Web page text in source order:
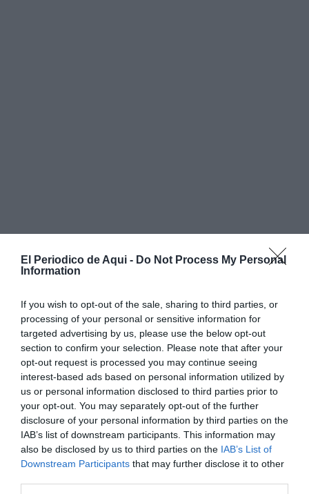
El Periodico de Aqui - Do Not Process My Personal
Information
If you wish to opt-out of the sale, sharing to third parties, or
processing of your personal or sensitive information for
targeted advertising by us, please use the below opt-out
section to confirm your selection. Please note that after your
opt-out request is processed you may continue seeing
interest-based ads based on personal information utilized by
us or personal information disclosed to third parties prior to
your opt-out. You may separately opt-out of the further
disclosure of your personal information by third parties on the
IAB’s list of downstream participants. This information may
also be disclosed by us to third parties on the IAB’s List of
Downstream Participants that may further disclose it to other